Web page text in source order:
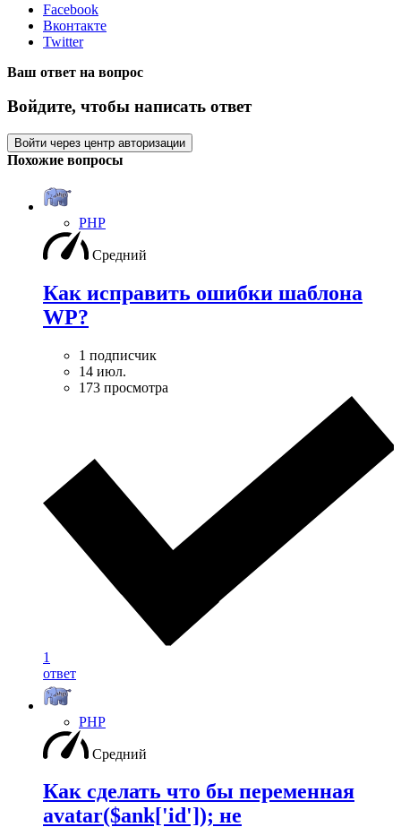
Facebook
Вконтакте
Twitter
Ваш ответ на вопрос
Войдите, чтобы написать ответ
Войти через центр авторизации
Похожие вопросы
PHP
Средний
Как исправить ошибки шаблона
WP?
1 подписчик
14 июл.
173 просмотра
1
ответ
PHP
Средний
Как сделать что бы переменная
avatar($ank['id']); не